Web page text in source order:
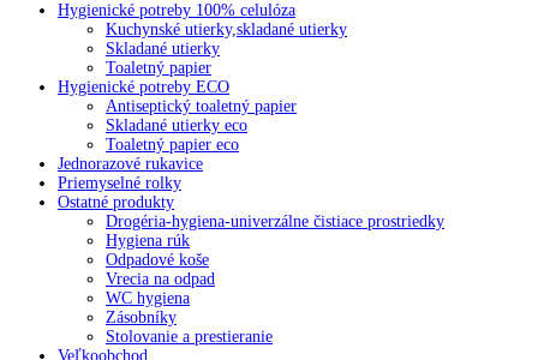
Hygienické potreby 100% celulóza
Kuchynské utierky,skladané utierky
Skladané utierky
Toaletný papier
Hygienické potreby ECO
Antiseptický toaletný papier
Skladané utierky eco
Toaletný papier eco
Jednorazové rukavice
Priemyselné rolky
Ostatné produkty
Drogéria-hygiena-univerzálne čistiace prostriedky
Hygiena rúk
Odpadové koše
Vrecia na odpad
WC hygiena
Zásobníky
Stolovanie a prestieranie
Veľkoobchod